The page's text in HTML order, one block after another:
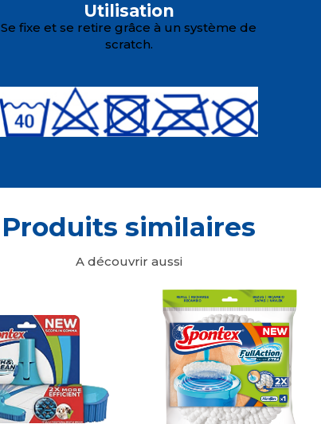
Utilisation
Se fixe et se retire grâce à un système de
scratch.
Produits similaires
A découvrir aussi